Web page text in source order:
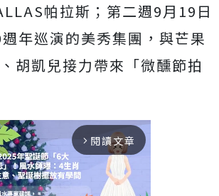
帕拉斯；第二週9月 19 日
週年巡演的美秀集團，與芒果
胡凱兒接力帶來「微醺節拍
arrow_forward_ios 閱讀文章